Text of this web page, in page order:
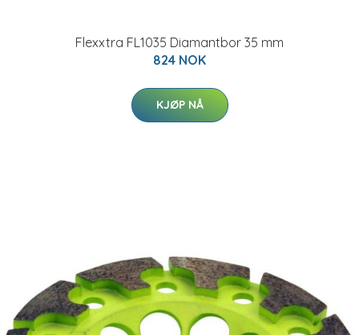
Flexxtra FL1035 Diamantbor 35 mm
824 NOK
KJØP NÅ